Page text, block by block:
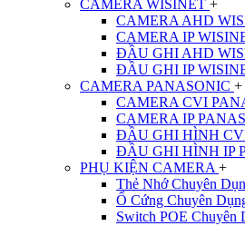
CAMERA WISINET +
CAMERA AHD
CAMERA IP
ĐẦU GHI AHD
ĐẦU GHI IP
CAMERA PANASONIC +
CAMERA CVI
CAMERA IP
ĐẦU GHI HÌNH
ĐẦU GHI HÌNH IP
PHỤ KIỆN CAMERA +
Thẻ Nhớ Chuyên
Ổ Cứng Chuyên
Switch POE Chuyên